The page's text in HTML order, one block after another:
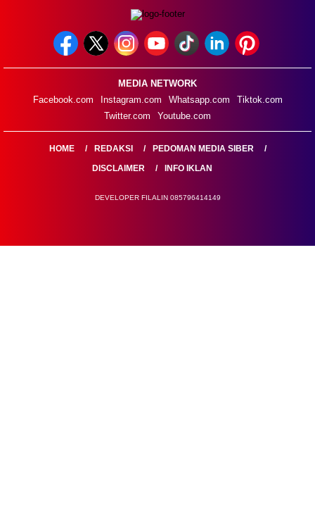
MEDIA NETWORK
Facebook.com
Instagram.com Whatsapp.com
Tiktok.com
Twitter.com
Youtube.com
HOME REDAKSI
PEDOMAN MEDIA SIBER
DISCLAIMER
INFO IKLAN
DEVELOPER FILALIN 085796414149